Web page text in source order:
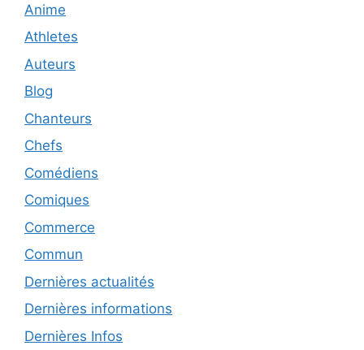
Anime
Athletes
Auteurs
Blog
Chanteurs
Chefs
Comédiens
Comiques
Commerce
Commun
Dernières actualités
Dernières informations
Dernières Infos